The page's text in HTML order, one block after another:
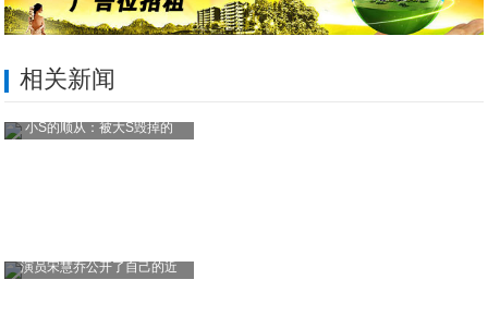
相关新闻
小S的顺从：被大S毁掉的
演员宋慧乔公开了自己的近